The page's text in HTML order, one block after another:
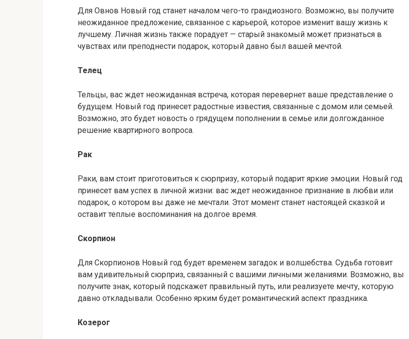
Для Овнов Новый год станет началом чего-то грандиозного. Возможно, вы получите
неожиданное предложение, связанное с карьерой, которое изменит вашу жизнь к
лучшему. Личная жизнь также порадует — старый знакомый может признаться в
чувствах или преподнести подарок, который давно был вашей мечтой.
Телец
Тельцы, вас ждет неожиданная встреча, которая перевернет ваше представление о
будущем. Новый год принесет радостные известия, связанные с домом или семьей.
Возможно, это будет новость о грядущем пополнении в семье или долгожданное
решение квартирного вопроса.
Рак
Раки, вам стоит приготовиться к сюрпризу, который подарит яркие эмоции. Новый год
принесет вам успех в личной жизни: вас ждет неожиданное признание в любви или
подарок, о котором вы даже не мечтали. Этот момент станет настоящей сказкой и
оставит теплые воспоминания на долгое время.
Скорпион
Для Скорпионов Новый год будет временем загадок и волшебства. Судьба готовит
вам удивительный сюрприз, связанный с вашими личными желаниями. Возможно, вы
получите знак, который подскажет правильный путь, или реализуете мечту, которую
давно откладывали. Особенно ярким будет романтический аспект праздника.
Козерог